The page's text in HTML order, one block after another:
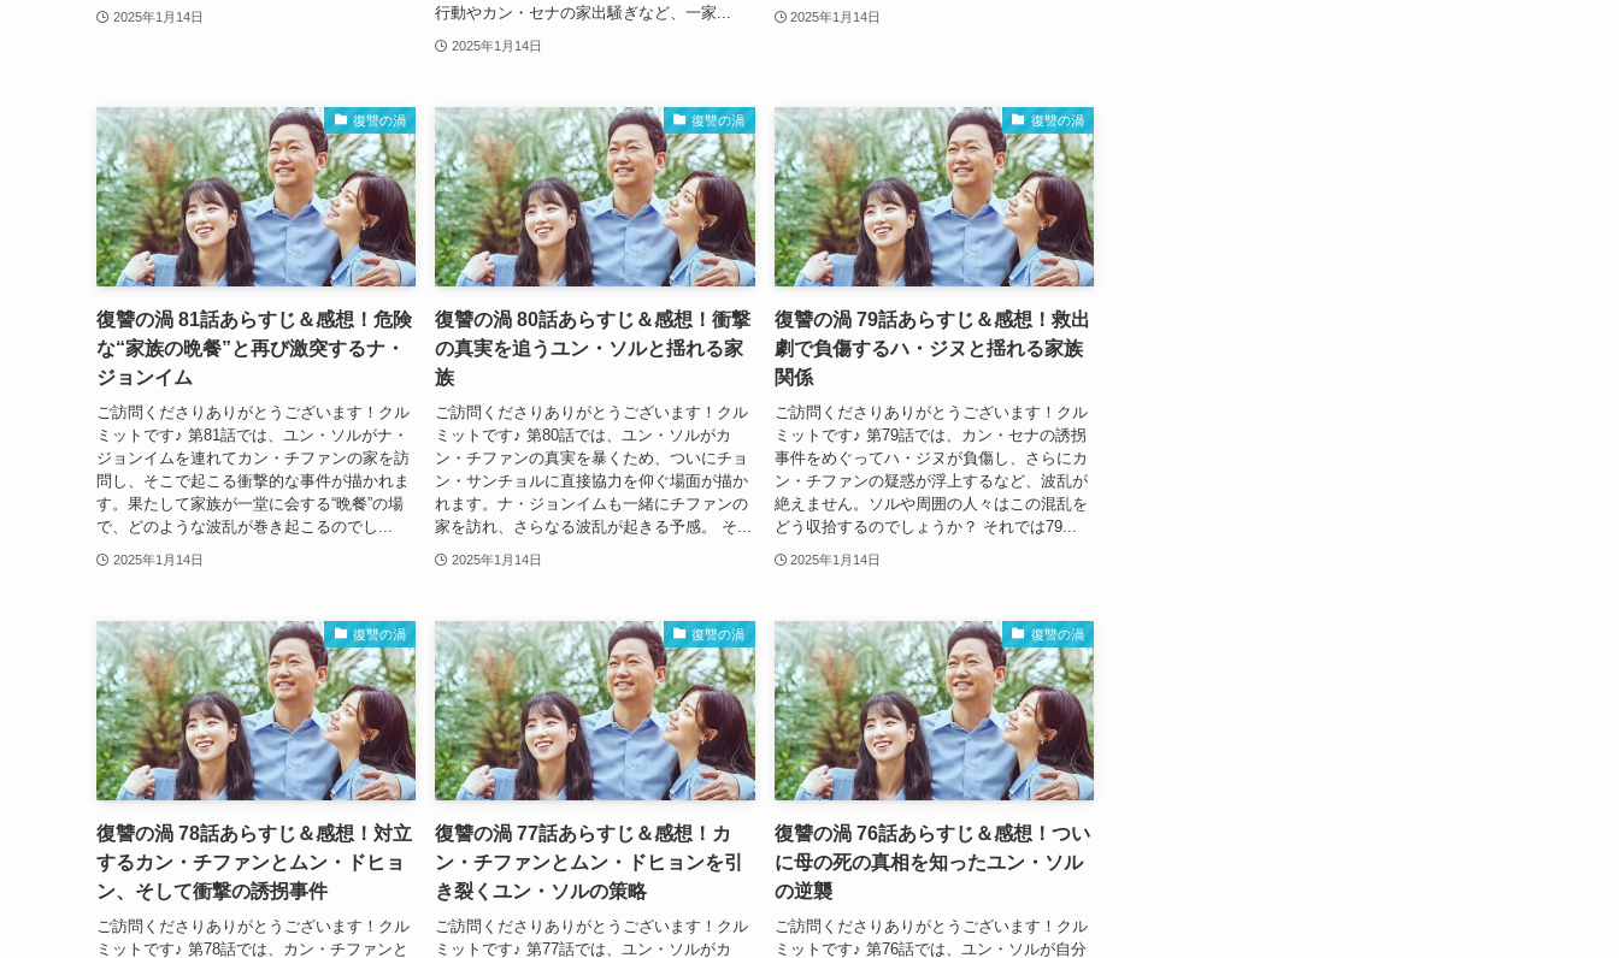
2025年1月14日
行動やカン・セナの家出騒ぎなど、一家...
2025年1月14日
2025年1月14日
復讐の渦
復讐の渦 81話あらすじ＆感想！危険
な“家族の晩餐”と再び激突するナ・
ジョンイム
ご訪問くださりありがとうございます！クル
ミットです♪ 第81話では、ユン・ソルがナ・
ジョンイムを連れてカン・チファンの家を訪
問し、そこで起こる衝撃的な事件が描かれま
す。果たして家族が一堂に会する“晩餐”の場
で、どのような波乱が巻き起こるのでし...
2025年1月14日
復讐の渦
復讐の渦 80話あらすじ＆感想！衝撃
の真実を追うユン・ソルと揺れる家
族
ご訪問くださりありがとうございます！クル
ミットです♪ 第80話では、ユン・ソルがカ
ン・チファンの真実を暴くため、ついにチョ
ン・サンチョルに直接協力を仰ぐ場面が描か
れます。ナ・ジョンイムも一緒にチファンの
家を訪れ、さらなる波乱が起きる予感。 そ...
2025年1月14日
復讐の渦
復讐の渦 79話あらすじ＆感想！救出
劇で負傷するハ・ジヌと揺れる家族
関係
ご訪問くださりありがとうございます！クル
ミットです♪ 第79話では、カン・セナの誘拐
事件をめぐってハ・ジヌが負傷し、さらにカ
ン・チファンの疑惑が浮上するなど、波乱が
絶えません。ソルや周囲の人々はこの混乱を
どう収拾するのでしょうか？ それでは79...
2025年1月14日
復讐の渦
復讐の渦 78話あらすじ＆感想！対立
するカン・チファンとムン・ドヒョ
ン、そして衝撃の誘拐事件
ご訪問くださりありがとうございます！クル
ミットです♪ 第78話では、カン・チファンと
復讐の渦
復讐の渦 77話あらすじ＆感想！カ
ン・チファンとムン・ドヒョンを引
き裂くユン・ソルの策略
ご訪問くださりありがとうございます！クル
ミットです♪ 第77話では、ユン・ソルがカ
復讐の渦
復讐の渦 76話あらすじ＆感想！つい
に母の死の真相を知ったユン・ソル
の逆襲
ご訪問くださりありがとうございます！クル
ミットです♪ 第76話では、ユン・ソルが自分